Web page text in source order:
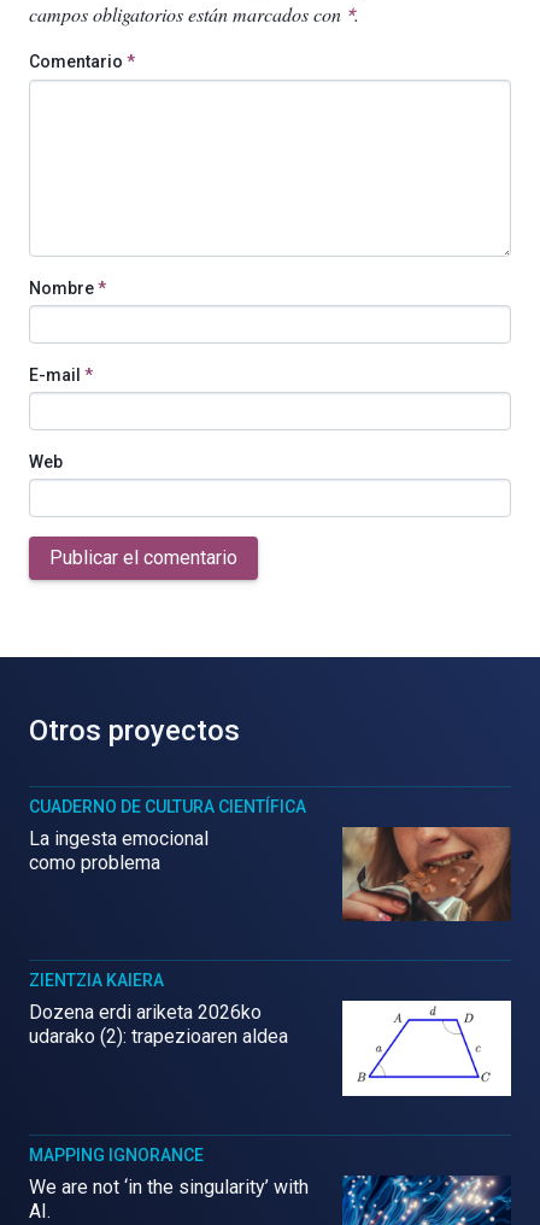
campos obligatorios están marcados con *.
Comentario *
Nombre*
E-mail *
Web
Publicar el comentario
Otros proyectos
CUADERNO DE CULTURA CIENTÍFICA
La ingesta emocional
como problema
ZIENTZIA KAIERA
Dozena erdi ariketa 2026ko
udarako (2): trapezioaren aldea
MAPPING IGNORANCE
We are not ‘in the singularity’ with
AI.